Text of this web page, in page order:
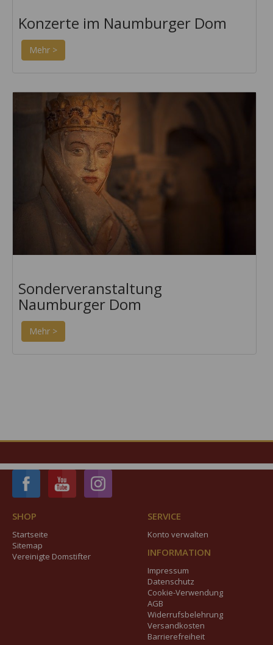
Konzerte im Naumburger Dom
Sonderveranstaltung
Naumburger Dom
SHOP
Startseite
Sitemap
Vereinigte Domstifter
SERVICE
Konto verwalten
INFORMATION
Impressum
Datenschutz
Cookie-Verwendung
AGB
Widerrufsbelehrung
Versandkosten
Barrierefreiheit